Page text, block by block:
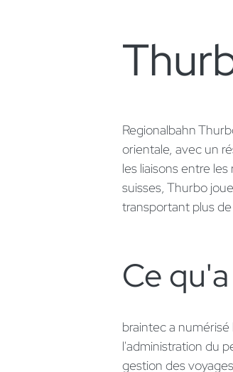
Regionalbahn
orientale, avec un
les liaisons entre
suisses, Thurbo
transportant plus
Ce
braintec a
l'administration du
gestion des